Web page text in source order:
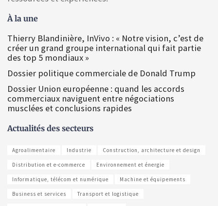
À la une
Thierry Blandinière, InVivo : « Notre vision, c’est de
créer un grand groupe international qui fait partie
des top 5 mondiaux »
Dossier politique commerciale de Donald Trump
Dossier Union européenne : quand les accords
commerciaux naviguent entre négociations
musclées et conclusions rapides
Actualités des secteurs
Agroalimentaire Industrie Construction, architecture et design
Distribution et e-commerce Environnement et énergie
Informatique, télécom et numérique Machine et équipements
Business et services Transport et logistique